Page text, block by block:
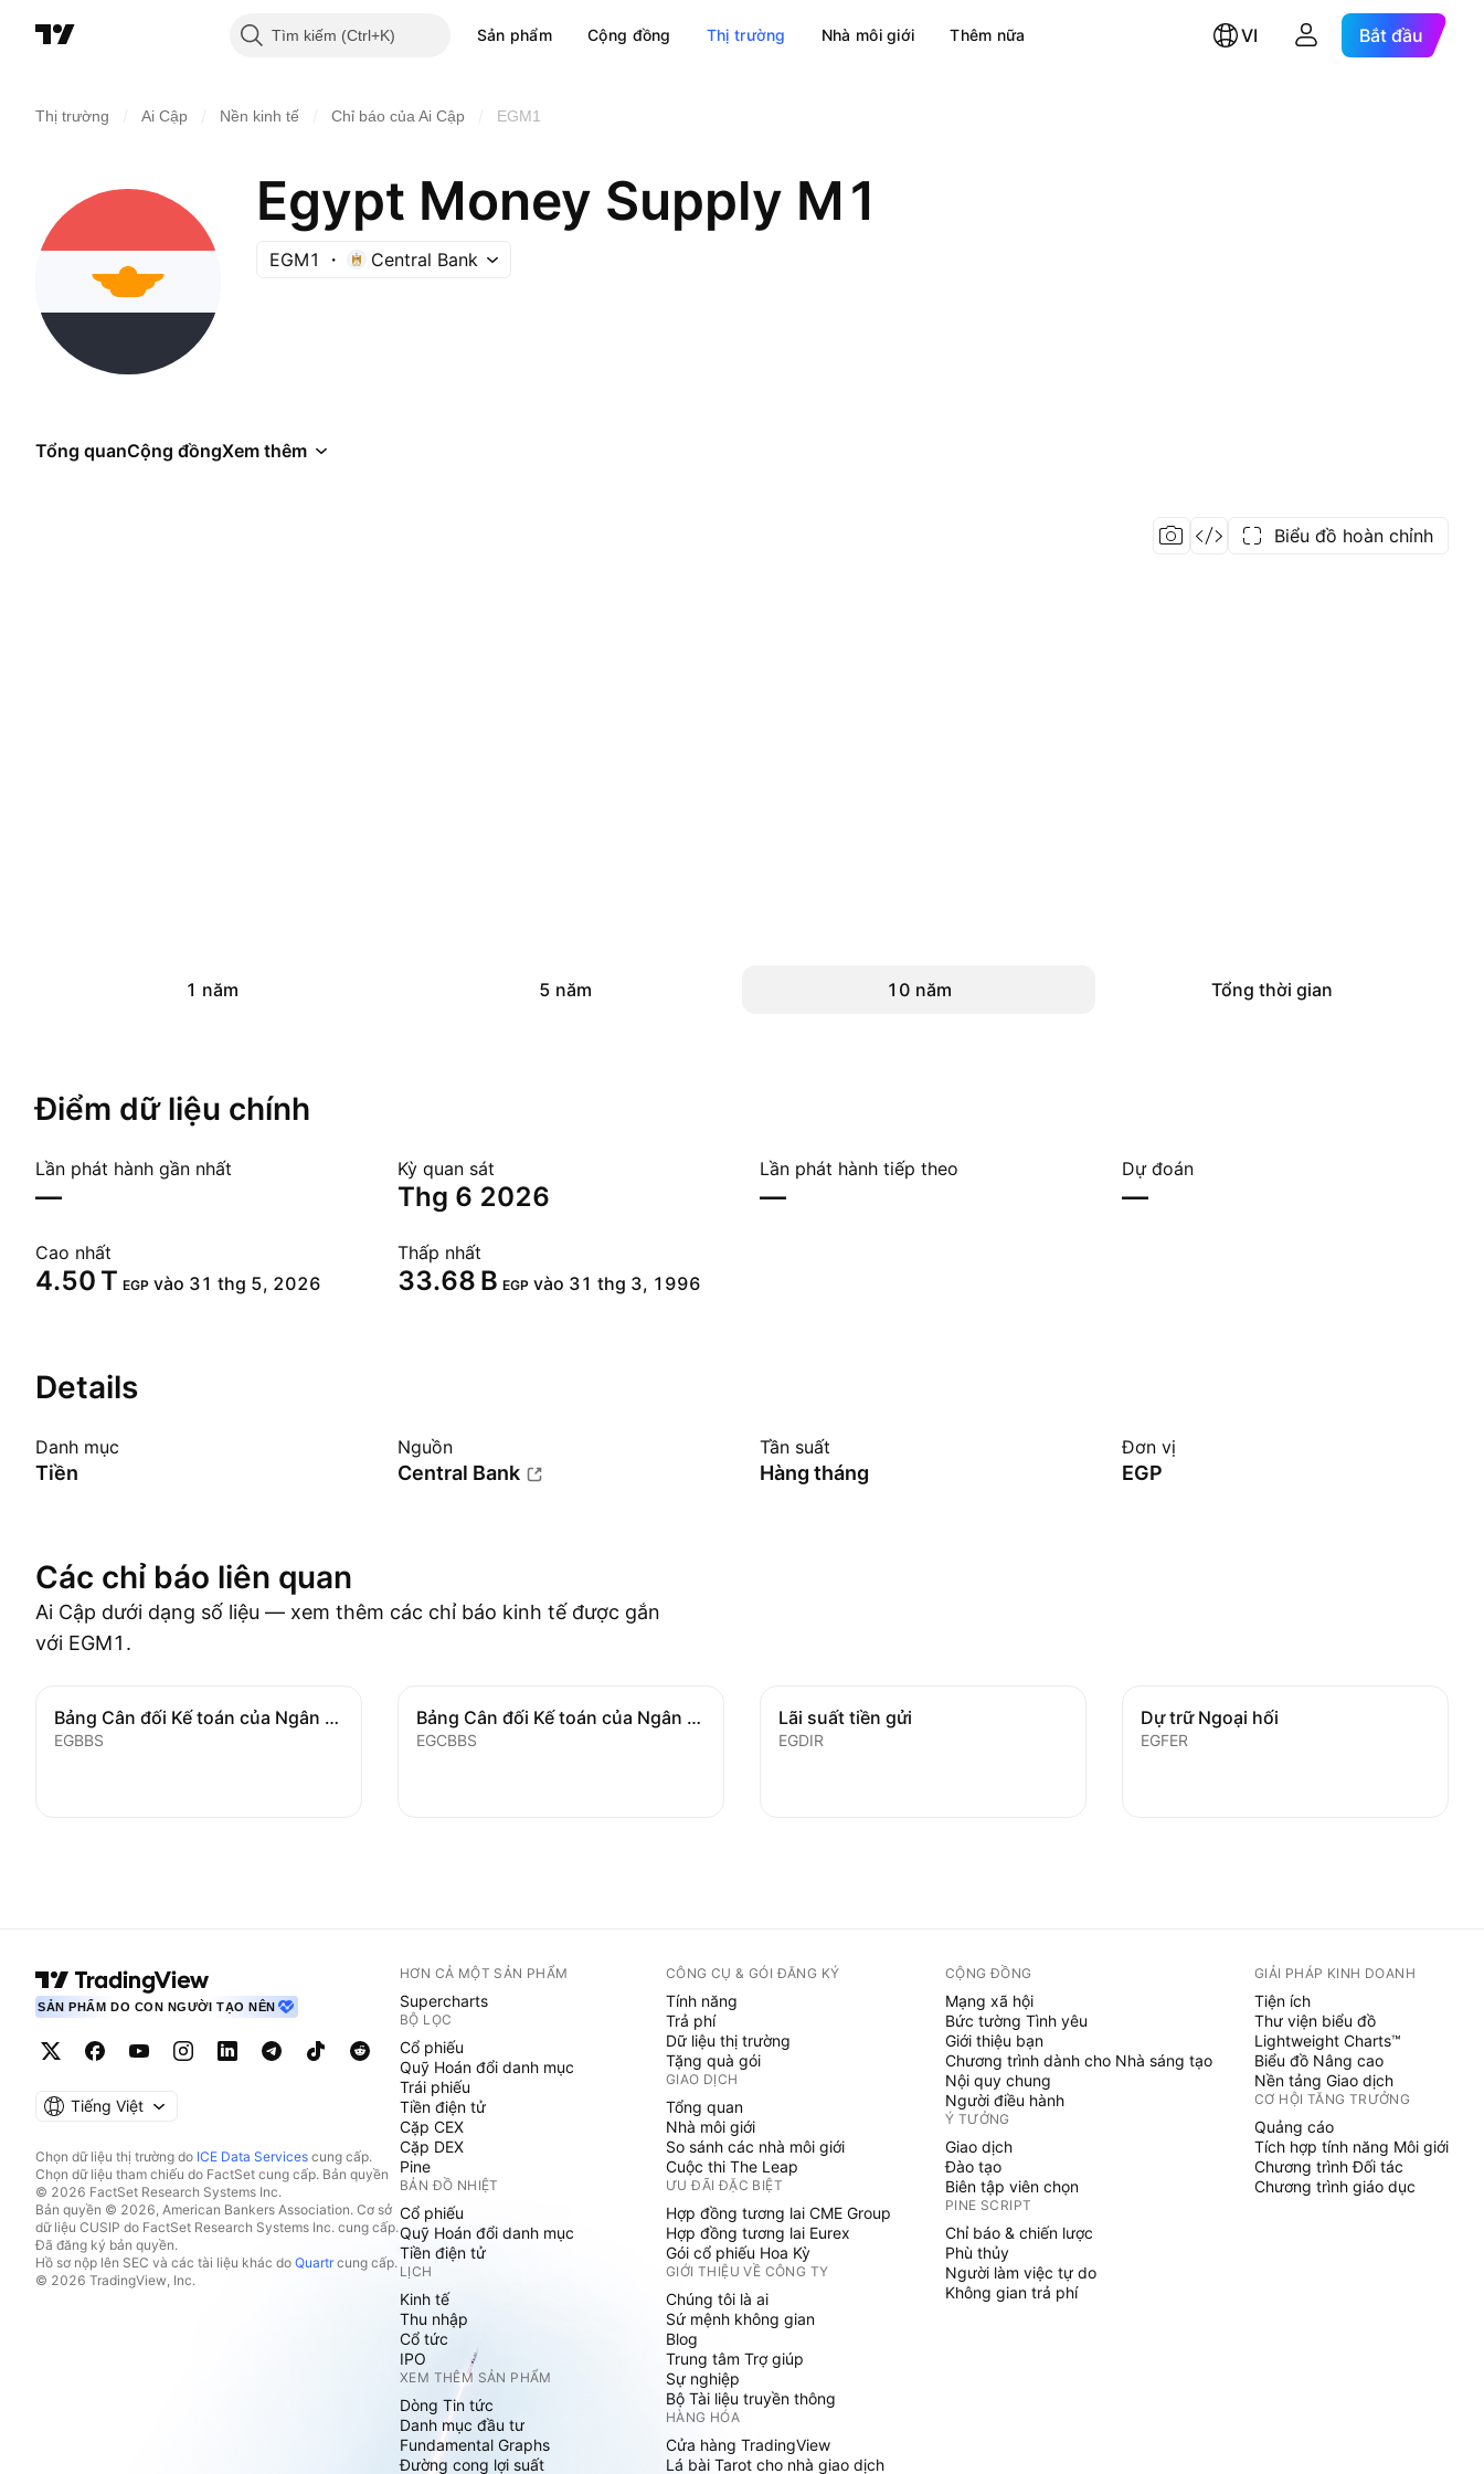
Tìm kiếm Sản phẩm Cộng đồng Thị trường Nhà môi giới Thêm nữa VI Bắt đầu
Thị trường Ai Cập Nền kinh tế Chỉ báo của Ai Cập EGM1
Egypt Money Supply M1
EGM1 Central Bank
Tổng quanCộng đồngXem thêm
Biểu đồ hoàn chỉnh
1 năm 5 năm 10 năm Tổng thời gian
Điểm dữ liệu chính
Lần phát hành gần nhất
—
Kỳ quan sát
thg 6 2026
Lần phát hành tiếp theo
—
Dự đoán
—
Cao nhất
‪4.50 T‬ EGP vào 31 thg 5, 2026
Thấp nhất
‪33.68 B‬ EGP vào 31 thg 3, 1996
Details
Danh mục
Tiền
Nguồn
Central Bank
Tần suất
Hàng tháng
Đơn vị
EGP
Các chỉ báo liên quan
Ai Cập dưới dạng số liệu — xem thêm các chỉ báo kinh tế được gắn
với EGM1.
Bảng Cân đối Kế toán của Ngân hàng
EGBBS
Bảng Cân đối Kế toán của Ngân hàng Trung ương
EGCBBS
Lãi suất tiền gửi
EGDIR
Dự trữ Ngoại hối
EGFER
SẢN PHẨM DO CON NGƯỜI TẠO NÊN
Tiếng Việt
Chọn dữ liệu thị trường do ICE Data Services cung cấp.
Chọn dữ liệu tham chiếu do FactSet cung cấp. Bản quyền
© 2026 FactSet Research Systems Inc.
Bản quyền © 2026, American Bankers Association. Cơ sở
dữ liệu CUSIP do FactSet Research Systems Inc. cung cấp.
Đã đăng ký bản quyền.
Hồ sơ nộp lên SEC và các tài liệu khác do Quartrcung cấp.
© 2026 TradingView, Inc.
HƠN CẢ MỘT SẢN PHẨM
Supercharts
BỘ LỌC
Cổ phiếu
Quỹ Hoán đổi danh mục
Trái phiếu
Tiền điện tử
Cặp CEX
Cặp DEX
Pine
BẢN ĐỒ NHIỆT
Cổ phiếu
Quỹ Hoán đổi danh mục
Tiền điện tử
LỊCH
Kinh tế
Thu nhập
Cổ tức
IPO
XEM THÊM SẢN PHẨM
Dòng Tin tức
Danh mục đầu tư
Fundamental Graphs
Đường cong lợi suất
CÔNG CỤ & GÓI ĐĂNG KÝ
Tính năng
Trả phí
Dữ liệu thị trường
Tặng quà gói
GIAO DỊCH
Tổng quan
Nhà môi giới
So sánh các nhà môi giới
Cuộc thi The Leap
ƯU ĐÃI ĐẶC BIỆT
Hợp đồng tương lai CME Group
Hợp đồng tương lai Eurex
Gói cổ phiếu Hoa Kỳ
GIỚI THIỆU VỀ CÔNG TY
Chúng tôi là ai
Sứ mệnh không gian
Blog
Trung tâm Trợ giúp
Sự nghiệp
Bộ Tài liệu truyền thông
HÀNG HÓA
Cửa hàng TradingView
Lá bài Tarot cho nhà giao dịch
CỘNG ĐỒNG
Mạng xã hội
Bức tường Tình yêu
Giới thiệu bạn
Chương trình dành cho Nhà sáng tạo
Nội quy chung
Người điều hành
Ý TƯỞNG
Giao dịch
Đào tạo
Biên tập viên chọn
PINE SCRIPT
Chỉ báo & chiến lược
Phù thủy
Người làm việc tự do
Không gian trả phí
GIẢI PHÁP KINH DOANH
Tiện ích
Thư viện biểu đồ
Lightweight Charts™
Biểu đồ Nâng cao
Nền tảng Giao dịch
CƠ HỘI TĂNG TRƯỞNG
Quảng cáo
Tích hợp tính năng Môi giới
Chương trình Đối tác
Chương trình giáo dục